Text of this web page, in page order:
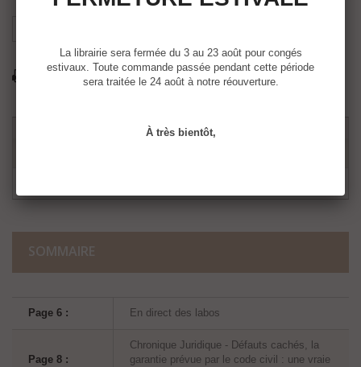
SOMMAIRE
Page 6 : En direct des labos
Page 8 :
Chronique Juridique - Défauts cachés, la
garantie prévue par le code civil : une vraie
La librairie sera fermée du 3 au 23 août pour congés
estivaux. Toute commande passée pendant cette période
sera traitée le 24 août à notre réouverture.
À très bientôt,